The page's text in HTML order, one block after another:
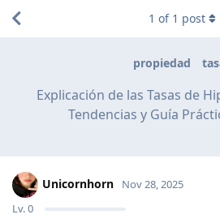
propiedad
Explicación de las Tasas de
Tendencias y Guía
1 of 1 post
Unicornhorn
Lv.0
Nov 28, 2025